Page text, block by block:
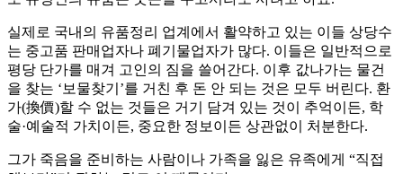
실제로 국내의 유품정리 업계에서 활약하고 있는 이들 상당수
는 중고품 판매업자나 폐기물업자가 많다. 이들은 일반적으로
평당 단가를 매겨 고인의 짐을 쓸어간다. 이후 값나가는 물건
을 찾는 ‘보물찾기’를 거친 후 돈 안 되는 것은 모두 버린다. 환
가(換價)할 수 없는 것들은 거기 담겨 있는 것이 추억이든, 학
술·예술적 가치이든, 중요한 정보이든 상관없이 처분한다.
그가 죽음을 준비하는 사람이나 가족을 잃은 유족에게 “직접